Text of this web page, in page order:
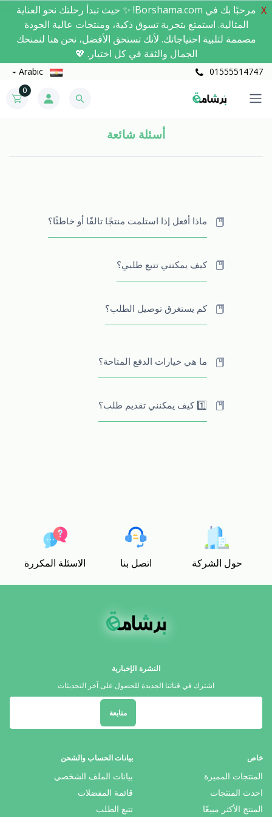
مرحبًا بك في Borshama.com! ✨ حيث تبدأ رحلتك نحو العناية
المثالية. استمتع بتجربة تسوق ذكية، ومنتجات عالية الجودة
مصممة لتلبية احتياجاتك. لأنك تستحق الأفضل، نحن هنا لنمنحك
الجمال والثقة في كل اختيار. 💖
X
01555514747
0
أسئلة شائعة
ماذا أفعل إذا استلمت منتجًا تالفًا أو خاطئًا؟
كيف يمكنني تتبع طلبي؟
كم يستغرق توصيل الطلب؟
ما هي خيارات الدفع المتاحة؟
1️⃣ كيف يمكنني تقديم طلب؟
حول الشركة اتصل بنا الاسئلة المكررة
خاص
المنتجات المميزة
احدث المنتجات
المنتج الأكثر مبيعًا
بيانات الحساب والشحن
بيانات الملف الشخصي
قائمة المفضلات
تتبع الطلب
النشرة الإخبارية
اشترك في قناتنا الجديدة للحصول على آخر التحديثات
متابعة